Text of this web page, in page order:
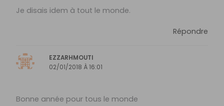
Je disais idem à tout le monde.
Répondre
EZZARHMOUTI
02/01/2018 À 16:01
Bonne année pour tous le monde